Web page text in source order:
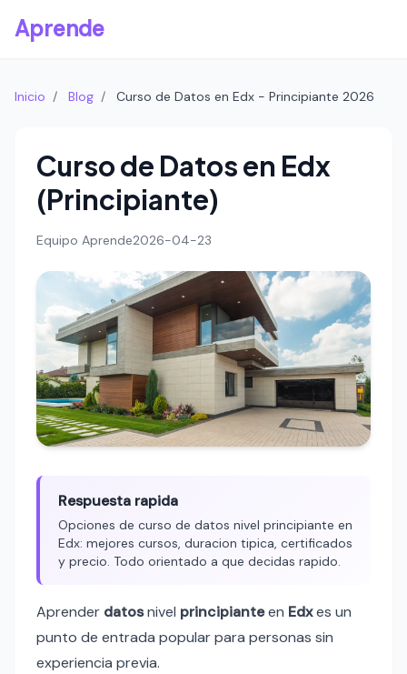
Aprende
Inicio / Blog / Curso de Datos en Edx - Principiante 2026
Curso de Datos en Edx
(Principiante)
Equipo Aprende2026-04-23
Respuesta rapida
Opciones de curso de datos nivel principiante en
Edx: mejores cursos, duracion tipica, certificados
y precio. Todo orientado a que decidas rapido.
Aprender datosnivel principianteen Edxes un
punto de entrada popular para personas sin
experiencia previa.